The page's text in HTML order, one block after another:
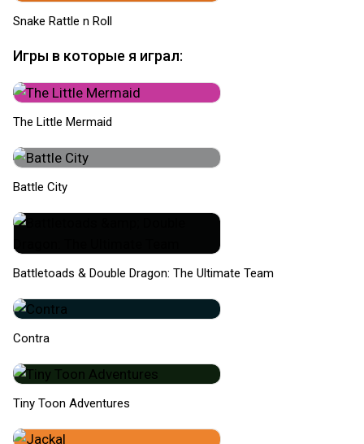
Snake Rattle n Roll
Игры в которые я играл:
The Little Mermaid
Battle City
Battletoads & Double Dragon: The Ultimate Team
Contra
Tiny Toon Adventures